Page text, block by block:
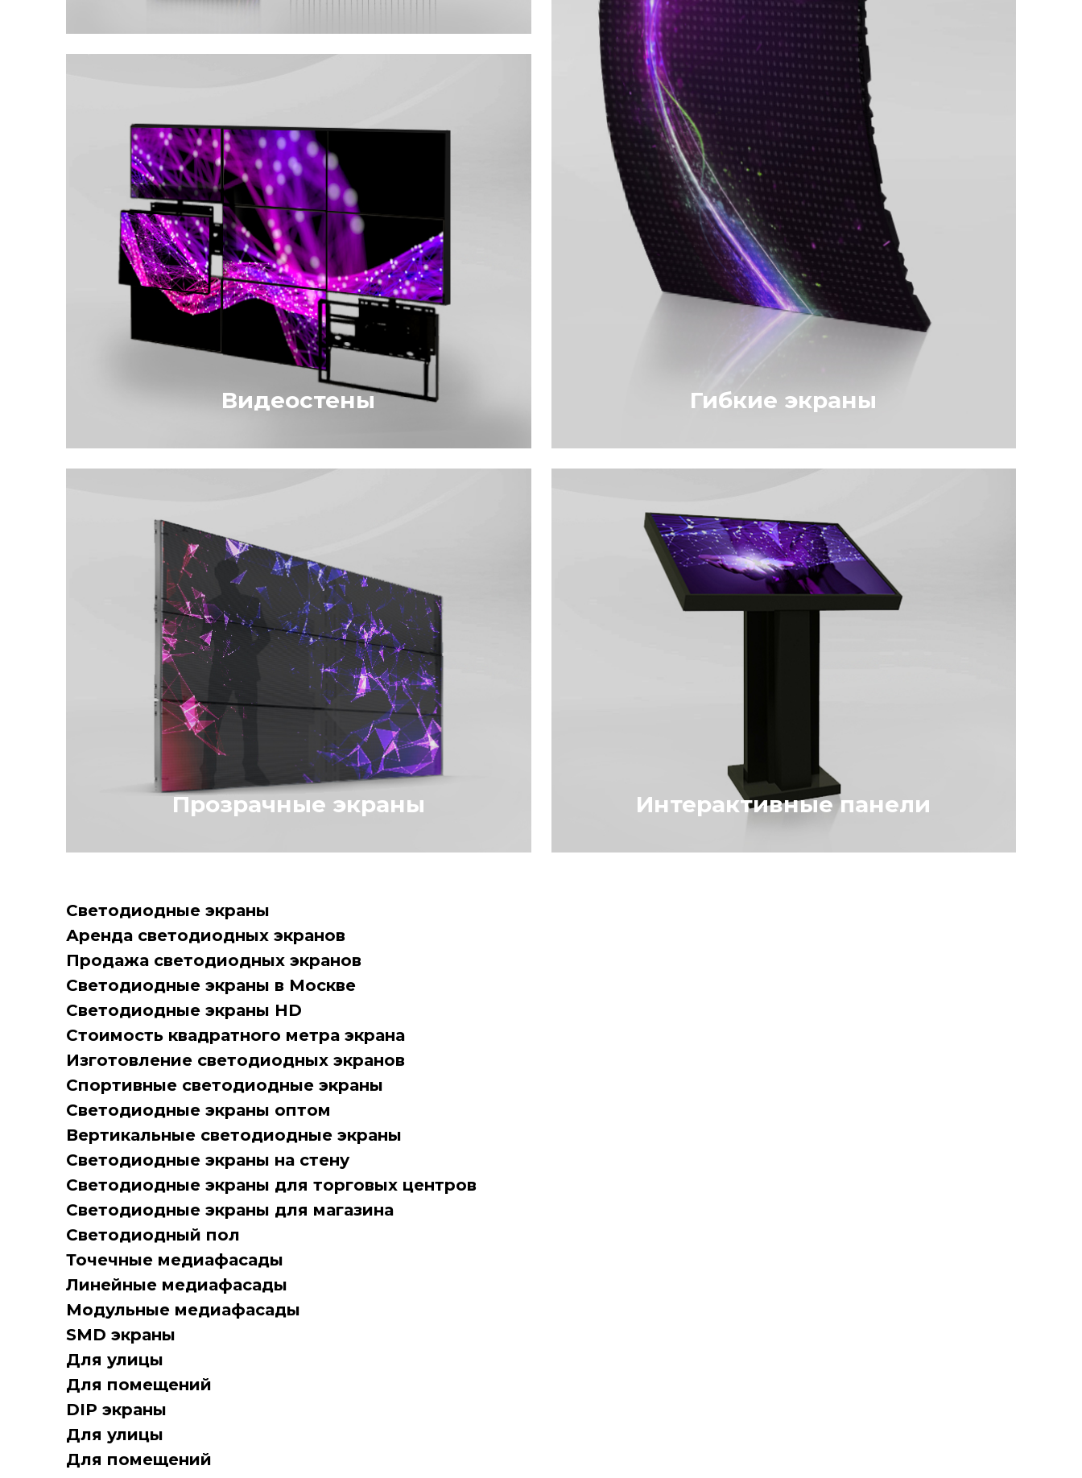
внешний вид, особенно в вечернее и ночное
время.
Видеостены
панелей или светодиодных экранов. Видеостена
разрешении.
Гибкие экраны
LED-конструкции, которые позволяют
динамические изображения. Благодаря гибкости
и эластичности LED-дисплеев из них
изготавливают экраны любых размеров и форм.
Прозрачные экраны
препятствует проникновению света, имеет
меньший вес, прост в обслуживании и
установке.Панель не требует изготовления
дополнительных конструкций, и максимально
экономит площадь пространства.
Интерактивные панели
Светодиодные экраны
Аренда светодиодных экранов
Продажа светодиодных экранов
Светодиодные экраны в Москве
Светодиодные экраны HD
Стоимость квадратного метра экрана
Изготовление светодиодных экранов
Спортивные светодиодные экраны
Светодиодные экраны оптом
Вертикальные светодиодные экраны
Светодиодные экраны на стену
Светодиодные экраны для торговых центров
Светодиодные экраны для магазина
Светодиодный пол
Точечные медиафасады
Линейные медиафасады
Модульные медиафасады
SMD экраны
Для улицы
Для помещений
DIP экраны
Для улицы
Для помещений